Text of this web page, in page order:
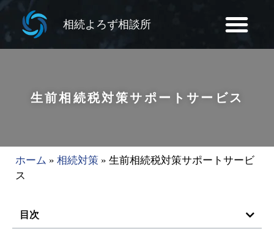
相続よろず相談所
生前相続税対策サポートサービス
ホーム » 相続対策 » 生前相続税対策サポートサービ
ス
目次